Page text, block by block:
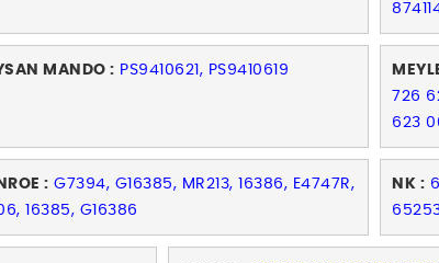
MANDO : PS9410621, PS9410619
726
623
: G7394, G16385, MR213, 16386, E4747R,
16385, G16386
NK :